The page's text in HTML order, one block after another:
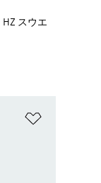
スウエ